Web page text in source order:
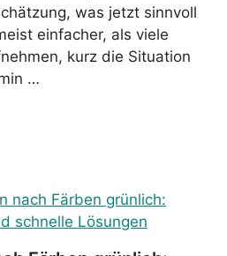
was jetzt sinnvoll
einfacher, als viele
kurz die Situation
…